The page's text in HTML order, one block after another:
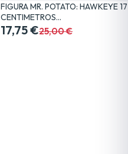
FIGURA MR. POTATO: HAWKEYE 17
CENTIMETROS…
17,75 €25,00 €